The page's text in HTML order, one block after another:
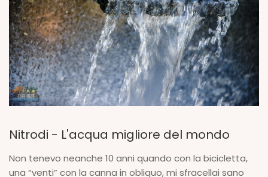
Nitrodi - L'acqua migliore del mondo
Non tenevo neanche 10 anni quando con la bicicletta,
una “venti” con la canna in obliquo, mi sfracellai sano